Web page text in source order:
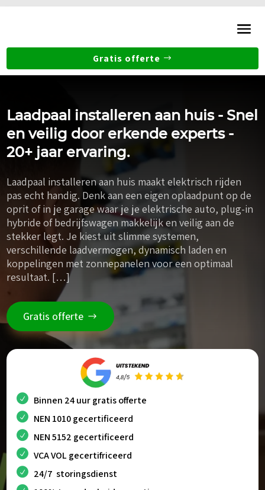
Gratis offerte
Laadpaal installeren aan huis - Snel
en veilig door erkende experts -
20+ jaar ervaring.
Laadpaal installeren aan huis maakt elektrisch rijden
pas echt handig. Denk aan een eigen oplaadpunt op de
oprit of in je garage waar je je elektrische auto, plug-in
hybride of bedrijfswagen makkelijk en veilig aan de
stekker legt. Je kiest uit slimme systemen,
verschillende laadvermogen, dynamisch laden en
koppelingen met zonnepanelen voor een optimaal
resultaat. […]
Gratis offerte
Binnen 24 uur gratis offerte
NEN 1010 gecertificeerd
NEN 5152 gecertificeerd
VCA VOL gecertifriceerd
24/7 storingsdienst